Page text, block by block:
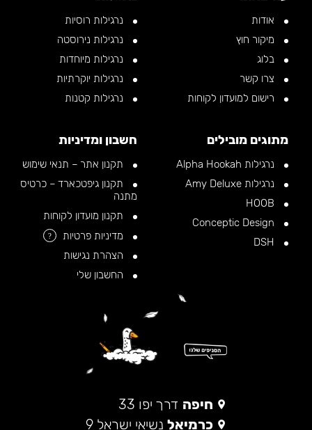
אודות
מיקור חוץ
בלוג
צרו קשר
נרגילות רוסיות
נרגילות נירוסטה
נרגילות מיוחדות
נרגילות יוקרתיות
נרגילות Alpha Hookah
נרגילות Amy Deluxe
תקנון אתר – תנאי שימוש
תקנון גיפטכארד – כרטיס
מתנה
תקנון מועדון לקוחות
הצהרת נגישות
חיפה דרך יפו 33